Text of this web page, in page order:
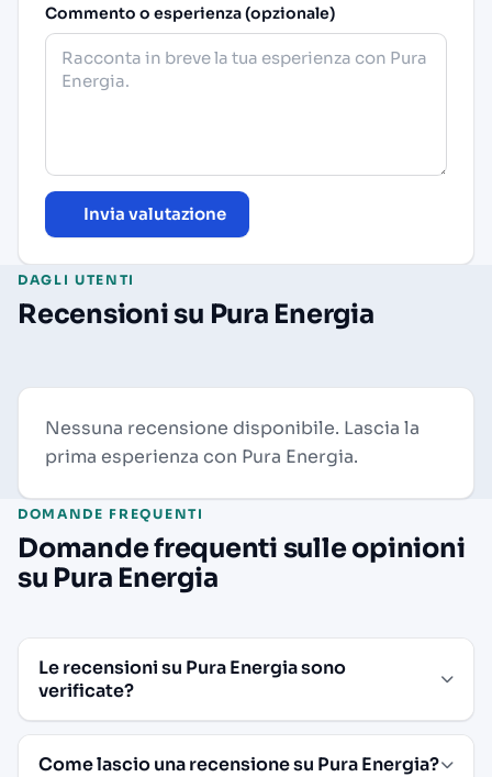
Commento o esperienza (opzionale)
Invia valutazione
DAGLI UTENTI
Recensioni su Pura Energia
Nessuna recensione disponibile. Lascia la
prima esperienza con Pura Energia.
DOMANDE FREQUENTI
Domande frequenti sulle opinioni
su Pura Energia
Le recensioni su Pura Energia sono
verificate?
Come lascio una recensione su Pura Energia?